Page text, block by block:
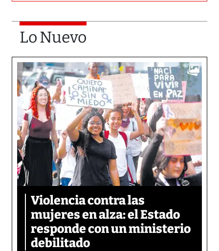
Lo Nuevo
Violencia contra las
mujeres en alza: el Estado
responde con un ministerio
debilitado